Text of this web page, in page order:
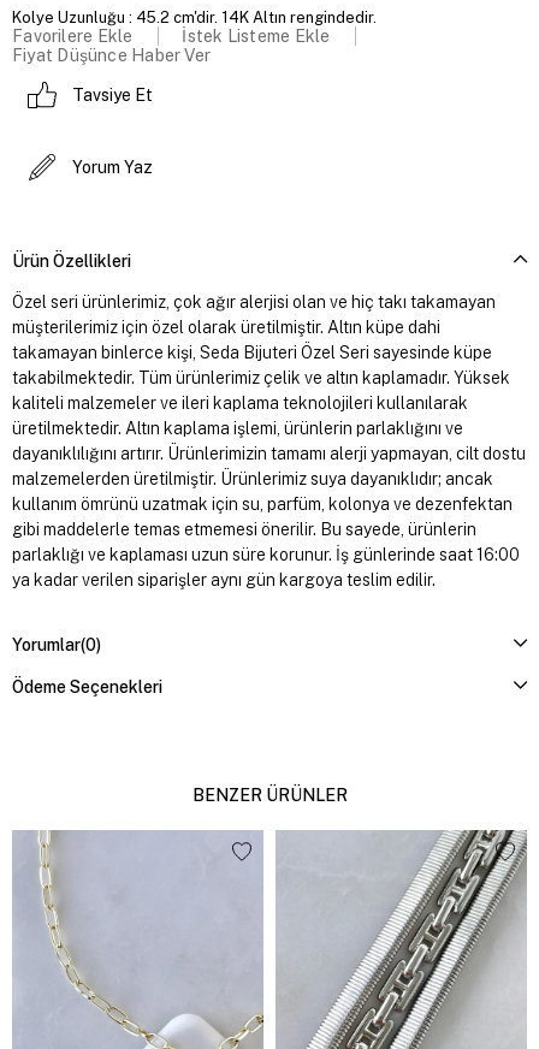
Kolye Uzunluğu : 45.2 cm'dir. 14K Altın rengindedir.
Favorilere Ekle
İstek Listeme Ekle
Fiyat Düşünce Haber Ver
Tavsiye Et
Yorum Yaz
Ürün Özellikleri
Özel seri ürünlerimiz, çok ağır alerjisi olan ve hiç takı takamayan
müşterilerimiz için özel olarak üretilmiştir. Altın küpe dahi
takamayan binlerce kişi, Seda Bijuteri Özel Seri sayesinde küpe
takabilmektedir. Tüm ürünlerimiz çelik ve altın kaplamadır. Yüksek
kaliteli malzemeler ve ileri kaplama teknolojileri kullanılarak
üretilmektedir. Altın kaplama işlemi, ürünlerin parlaklığını ve
dayanıklılığını artırır. Ürünlerimizin tamamı alerji yapmayan, cilt dostu
malzemelerden üretilmiştir. Ürünlerimiz suya dayanıklıdır; ancak
kullanım ömrünü uzatmak için su, parfüm, kolonya ve dezenfektan
gibi maddelerle temas etmemesi önerilir. Bu sayede, ürünlerin
parlaklığı ve kaplaması uzun süre korunur. İş günlerinde saat 16:00
ya kadar verilen siparişler aynı gün kargoya teslim edilir.
Yorumlar(0)
Ödeme Seçenekleri
BENZER ÜRÜNLER